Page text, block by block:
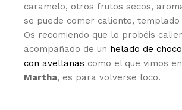
caramelo, otros frutos secos,
se puede comer caliente,
Os recomiendo que lo probéis
acompañado de un helado de
con avellanas como el que vimos en
Martha, es para volverse loco.